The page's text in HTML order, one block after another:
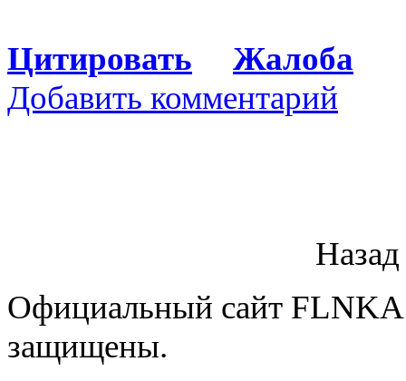
Цитировать
Жалоба
Добавить комментарий
Назад
Официальный сайт
защищены.